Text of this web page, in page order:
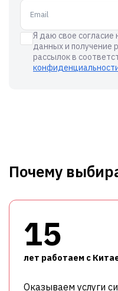
Я даю свое согласие
данных и получение
рассылок в
Почему
15
лет работаем с
Оказываем услуги